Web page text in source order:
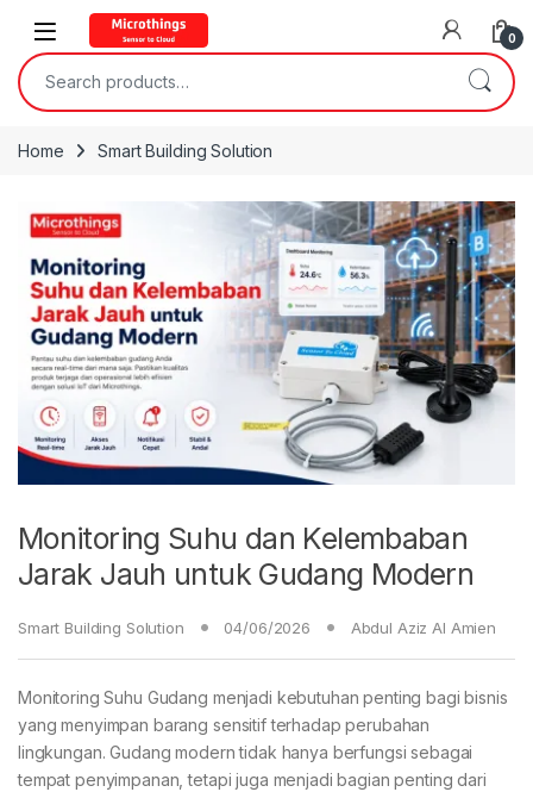
Open 0
Search for:
Home Smart Building Solution
Monitoring Suhu dan Kelembaban
Jarak Jauh untuk Gudang Modern
Smart Building Solution 04/06/2026 Abdul Aziz Al Amien
Monitoring Suhu Gudang menjadi kebutuhan penting bagi bisnis
yang menyimpan barang sensitif terhadap perubahan
lingkungan. Gudang modern tidak hanya berfungsi sebagai
tempat penyimpanan, tetapi juga menjadi bagian penting dari